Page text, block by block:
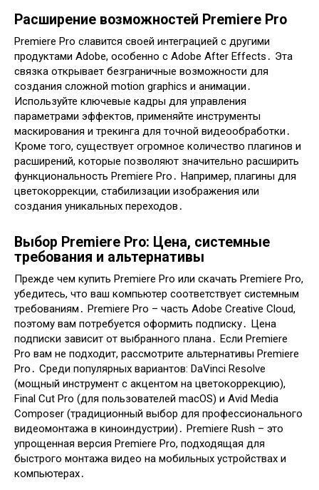
Расширение возможностей Premiere Pro
Premiere Pro славится своей интеграцией с другими
продуктами Adobe, особенно с Adobe After Effects․ Эта
связка открывает безграничные возможности для
создания сложной motion graphics и анимации․
Используйте ключевые кадры для управления
параметрами эффектов, применяйте инструменты
маскирования и трекинга для точной видеообработки․
Кроме того, существует огромное количество плагинов и
расширений, которые позволяют значительно расширить
функциональность Premiere Pro․ Например, плагины для
цветокоррекции, стабилизации изображения или
создания уникальных переходов․
Выбор Premiere Pro: Цена, системные
требования и альтернативы
Прежде чем купить Premiere Pro или скачать Premiere Pro,
убедитесь, что ваш компьютер соответствует системным
требованиям․ Premiere Pro – часть Adobe Creative Cloud,
поэтому вам потребуется оформить подписку․ Цена
подписки зависит от выбранного плана․ Если Premiere
Pro вам не подходит, рассмотрите альтернативы Premiere
Pro․ Среди популярных вариантов: DaVinci Resolve
(мощный инструмент с акцентом на цветокоррекцию),
Final Cut Pro (для пользователей macOS) и Avid Media
Composer (традиционный выбор для профессионального
видеомонтажа в киноиндустрии)․ Premiere Rush – это
упрощенная версия Premiere Pro, подходящая для
быстрого монтажа видео на мобильных устройствах и
компьютерах․